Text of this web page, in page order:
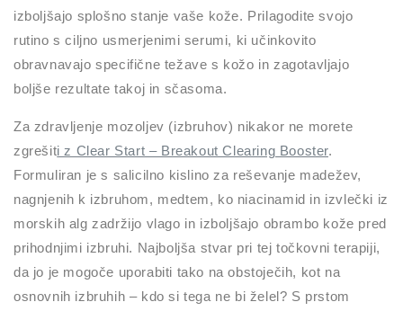
izboljšajo splošno stanje vaše kože. Prilagodite svojo
rutino s ciljno usmerjenimi serumi, ki učinkovito
obravnavajo specifične težave s kožo in zagotavljajo
boljše rezultate takoj in sčasoma.
Za zdravljenje mozoljev (izbruhov) nikakor ne morete
zgrešiti z Clear Start – Breakout Clearing Booster.
Formuliran je s salicilno kislino za reševanje madežev,
nagnjenih k izbruhom, medtem, ko niacinamid in izvlečki iz
morskih alg zadržijo vlago in izboljšajo obrambo kože pred
prihodnjimi izbruhi. Najboljša stvar pri tej točkovni terapiji,
da jo je mogoče uporabiti tako na obstoječih, kot na
osnovnih izbruhih – kdo si tega ne bi želel? S prstom